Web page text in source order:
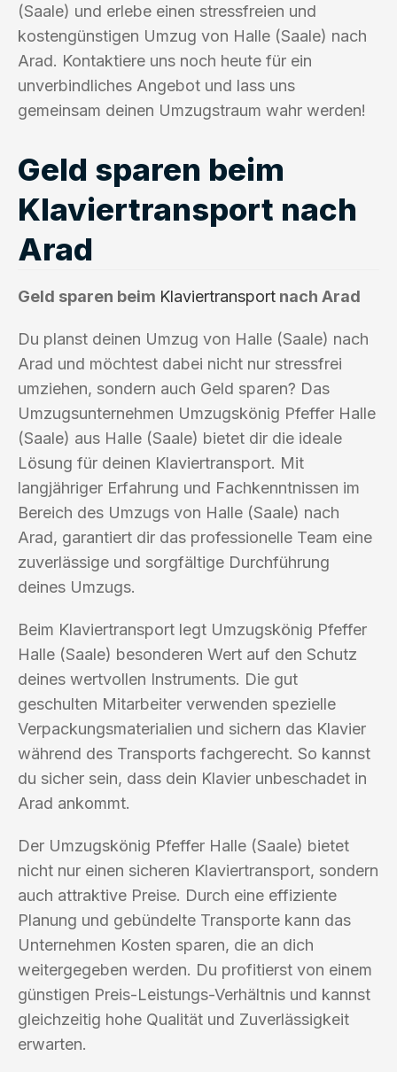
(Saale) und erlebe einen stressfreien und
kostengünstigen Umzug von Halle (Saale) nach
Arad. Kontaktiere uns noch heute für ein
unverbindliches Angebot und lass uns
gemeinsam deinen Umzugstraum wahr werden!
Geld sparen beim
Klaviertransport nach
Arad
Geld sparen beim Klaviertransport nach Arad
Du planst deinen Umzug von Halle (Saale) nach
Arad und möchtest dabei nicht nur stressfrei
umziehen, sondern auch Geld sparen? Das
Umzugsunternehmen Umzugskönig Pfeffer Halle
(Saale) aus Halle (Saale) bietet dir die ideale
Lösung für deinen Klaviertransport. Mit
langjähriger Erfahrung und Fachkenntnissen im
Bereich des Umzugs von Halle (Saale) nach
Arad, garantiert dir das professionelle Team eine
zuverlässige und sorgfältige Durchführung
deines Umzugs.
Beim Klaviertransport legt Umzugskönig Pfeffer
Halle (Saale) besonderen Wert auf den Schutz
deines wertvollen Instruments. Die gut
geschulten Mitarbeiter verwenden spezielle
Verpackungsmaterialien und sichern das Klavier
während des Transports fachgerecht. So kannst
du sicher sein, dass dein Klavier unbeschadet in
Arad ankommt.
Der Umzugskönig Pfeffer Halle (Saale) bietet
nicht nur einen sicheren Klaviertransport, sondern
auch attraktive Preise. Durch eine effiziente
Planung und gebündelte Transporte kann das
Unternehmen Kosten sparen, die an dich
weitergegeben werden. Du profitierst von einem
günstigen Preis-Leistungs-Verhältnis und kannst
gleichzeitig hohe Qualität und Zuverlässigkeit
erwarten.